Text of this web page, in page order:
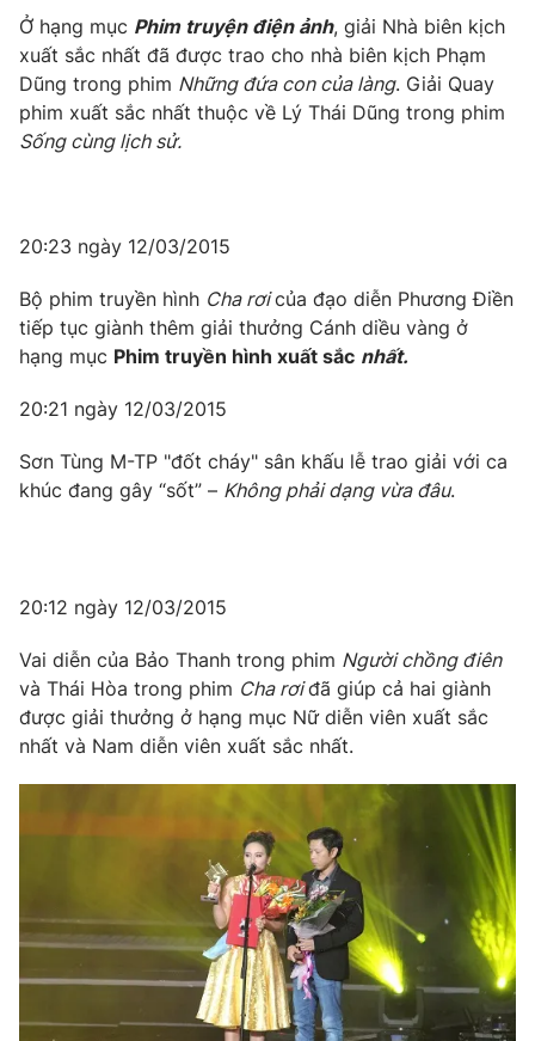
Ở hạng mục Phim truyện điện ảnh, giải Nhà biên kịch
xuất sắc nhất đã được trao cho nhà biên kịch Phạm
Dũng trong phim Những đứa con của làng. Giải Quay
phim xuất sắc nhất thuộc về Lý Thái Dũng trong phim
Sống cùng lịch sử.
20:23 ngày 12/03/2015
Bộ phim truyền hình Cha rơicủa đạo diễn Phương Điền
tiếp tục giành thêm giải thưởng Cánh diều vàng ở
hạng mục Phim truyền hình xuất sắc nhất.
20:21 ngày 12/03/2015
Sơn Tùng M-TP "đốt cháy" sân khấu lễ trao giải với ca
khúc đang gây “sốt” – Không phải dạng vừa đâu.
20:12 ngày 12/03/2015
Vai diễn của Bảo Thanh trong phim Người chồng điên
và Thái Hòa trong phim Cha rơiđã giúp cả hai giành
được giải thưởng ở hạng mục Nữ diễn viên xuất sắc
nhất và Nam diễn viên xuất sắc nhất.